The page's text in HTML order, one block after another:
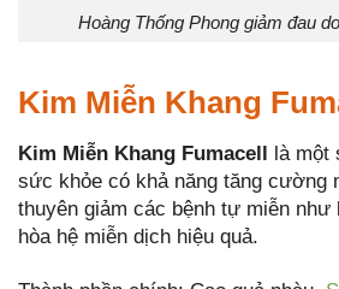
Hoàng Thống Phong giảm đau
Kim Miễn Khang
Kim Miễn Khang Fumacell là một
sức khỏe có khả năng tăng cường
thuyên giảm các bệnh tự miễn như
hòa hệ miễn dịch hiệu quả.